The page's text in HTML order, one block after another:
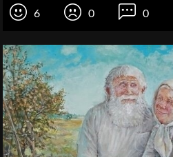
6 0 0